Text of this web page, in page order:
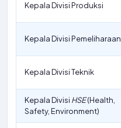
Kepala Divisi Produksi
Kepala Divisi Pemeliharaan
Kepala Divisi Teknik
Kepala Divisi HSE(Health,
Safety, Environment)